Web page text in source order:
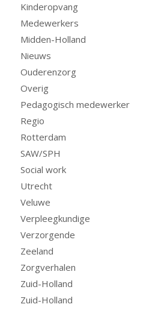
Kinderopvang
Medewerkers
Midden-Holland
Nieuws
Ouderenzorg
Overig
Pedagogisch medewerker
Regio
Rotterdam
SAW/SPH
Social work
Utrecht
Veluwe
Verpleegkundige
Verzorgende
Zeeland
Zorgverhalen
Zuid-Holland
Zuid-Holland